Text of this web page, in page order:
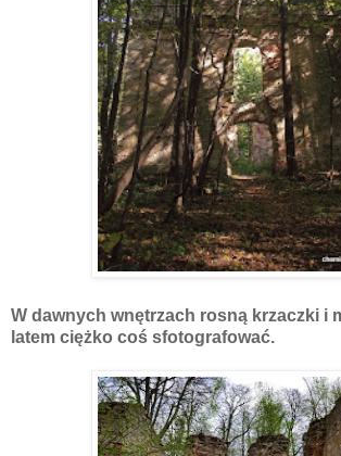
W dawnych wnętrzach rosną krzaczki i
latem ciężko coś sfotografować.